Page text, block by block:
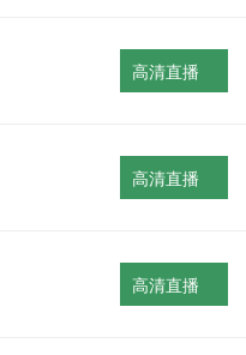
高清直播
高清直播
高清直播